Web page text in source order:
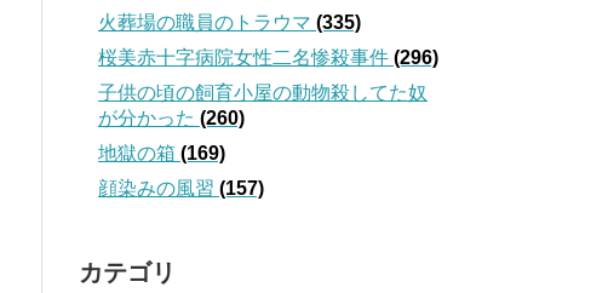
火葬場の職員のトラウマ (335)
桜美赤十字病院女性二名惨殺事件 (296)
子供の頃の飼育小屋の動物殺してた奴
が分かった (260)
地獄の箱 (169)
顔染みの風習 (157)
カテゴリ